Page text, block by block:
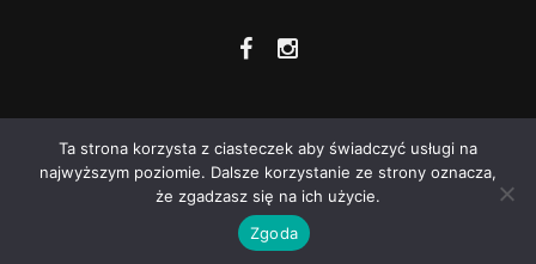
COPRZECZYTAĆ.PL 2021 | STRONA WYKORZYSTUJE PLIKI COOKIES |
POLITYKĄ PRYWATNOŚCI
Ta strona korzysta z ciasteczek aby świadczyć usługi na
najwyższym poziomie. Dalsze korzystanie ze strony oznacza,
że zgadzasz się na ich użycie.
Zgoda